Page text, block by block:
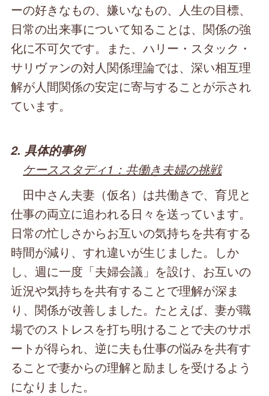
ーの好きなもの、嫌いなもの、人生の目標、
日常の出来事について知ることは、関係の強
化に不可欠です。また、ハリー・スタック・
サリヴァンの対人関係理論では、深い相互理
解が人間関係の安定に寄与することが示され
ています。
2. 具体的事例
ケーススタディ1：共働き夫婦の挑戦
田中さん夫妻（仮名）は共働きで、育児と
仕事の両立に追われる日々を送っています。
日常の忙しさからお互いの気持ちを共有する
時間が減り、すれ違いが生じました。しか
し、週に一度「夫婦会議」を設け、お互いの
近況や気持ちを共有することで理解が深ま
り、関係が改善しました。たとえば、妻が職
場でのストレスを打ち明けることで夫のサポ
ートが得られ、逆に夫も仕事の悩みを共有す
ることで妻からの理解と励ましを受けるよう
になりました。